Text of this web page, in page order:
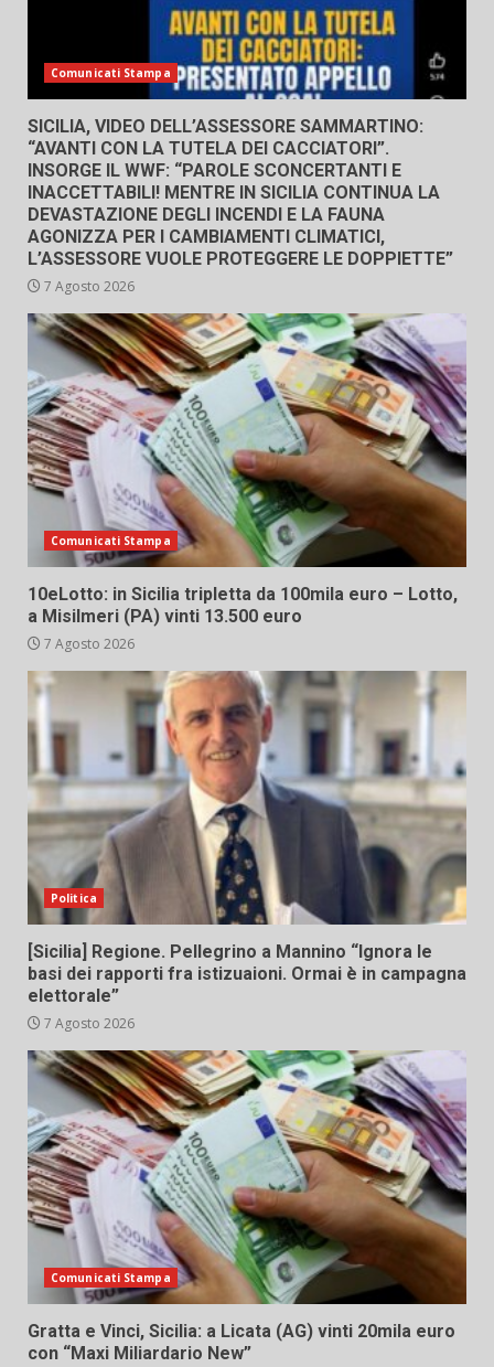
Comunicati Stampa
SICILIA, VIDEO DELL’ASSESSORE SAMMARTINO:
“AVANTI CON LA TUTELA DEI CACCIATORI”.
INSORGE IL WWF: “PAROLE SCONCERTANTI E
INACCETTABILI! MENTRE IN SICILIA CONTINUA LA
DEVASTAZIONE DEGLI INCENDI E LA FAUNA
AGONIZZA PER I CAMBIAMENTI CLIMATICI,
L’ASSESSORE VUOLE PROTEGGERE LE DOPPIETTE”
7 Agosto 2026
Comunicati Stampa
10eLotto: in Sicilia tripletta da 100mila euro – Lotto,
a Misilmeri (PA) vinti 13.500 euro
7 Agosto 2026
Politica
[Sicilia] Regione. Pellegrino a Mannino “Ignora le
basi dei rapporti fra istizuaioni. Ormai è in campagna
elettorale”
7 Agosto 2026
Comunicati Stampa
Gratta e Vinci, Sicilia: a Licata (AG) vinti 20mila euro
con “Maxi Miliardario New”